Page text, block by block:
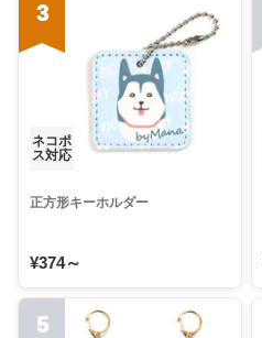
3
ネコポ
ス対応
正方形キーホルダー
¥374～
5